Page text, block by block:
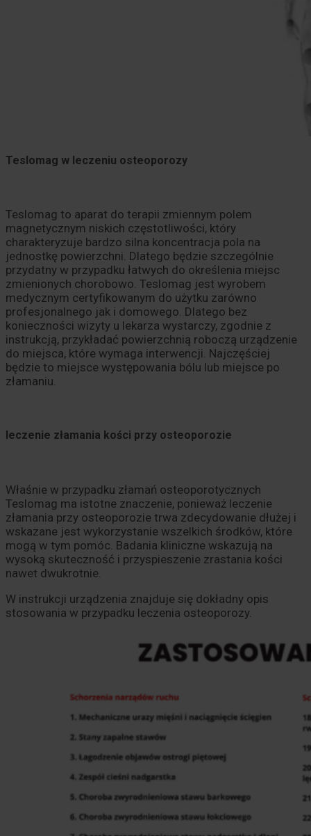
Teslomag w leczeniu osteoporozy
Teslomag to aparat do terapii zmiennym polem
magnetycznym niskich częstotliwości, który
charakteryzuje bardzo silna koncentracja pola na
jednostkę powierzchni. Dlatego będzie szczególnie
przydatny w przypadku łatwych do określenia miejsc
zmienionych chorobowo. Teslomag jest wyrobem
medycznym certyfikowanym do użytku zarówno
profesjonalnego jak i domowego. Dlatego bez
konieczności wizyty u lekarza wystarczy, zgodnie z
instrukcją, przykładać powierzchnią roboczą urządzenie
do miejsca, które wymaga interwencji. Najczęściej
będzie to miejsce występowania bólu lub miejsce po
złamaniu.
leczenie złamania kości przy osteoporozie
Właśnie w przypadku złamań osteoporotycznych
Teslomag ma istotne znaczenie, ponieważ leczenie
złamania przy osteoporozie trwa zdecydowanie dłużej i
wskazane jest wykorzystanie wszelkich środków, które
mogą w tym pomóc. Badania kliniczne wskazują na
wysoką skuteczność i przyspieszenie zrastania kości
nawet dwukrotnie.
W instrukcji urządzenia znajduje się dokładny opis
stosowania w przypadku leczenia osteoporozy.